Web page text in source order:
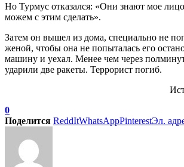
Но Турмус отказался: «Они знают мое
можем с этим сделать».
Затем он вышел из дома, специально не
женой, чтобы она не попыталась его
машину и уехал. Менее чем через
ударили две ракеты. Террорист погиб.
0
Поделится ReddItWhatsAppPinterestЭл.